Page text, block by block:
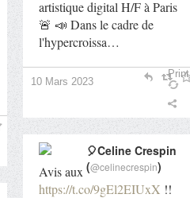
artistique digital H/F à Paris
🚨 📣 Dans le cadre de
l'hypercroissa…
10 Mars 2023
Print
Avis aux
https://t.co/9gEl2EIUxX !!
🎈Celine Crespin
(@celinecrespin)